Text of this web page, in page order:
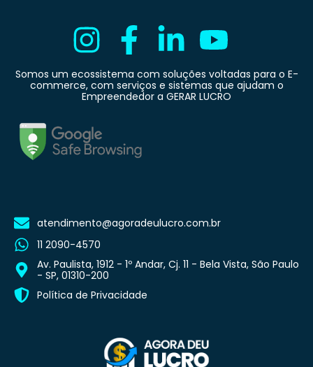
Somos um ecossistema com soluções voltadas para o E-
commerce, com serviços e sistemas que ajudam o
Empreendedor a GERAR LUCRO
atendimento@agoradeulucro.com.br
11 2090-4570
Av. Paulista, 1912 - 1º Andar, Cj. 11 - Bela Vista, São Paulo
- SP, 01310-200
Política de Privacidade